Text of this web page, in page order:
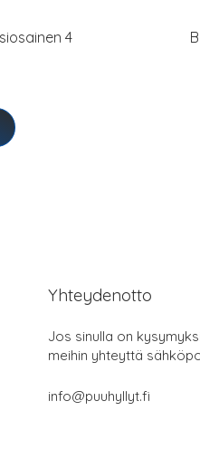
4
Yhteydenotto
Jos sinulla on
meihin yhteyttä
info@puuhyllyt.fi